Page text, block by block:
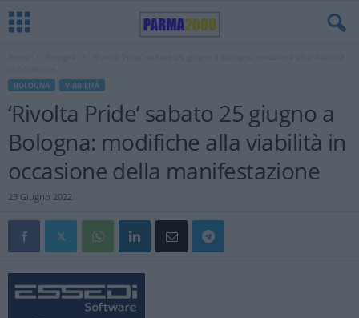
BOLOGNA VIABILITÀ
‘Rivolta Pride’ sabato 25 giugno a
Bologna: modifiche alla viabilità in
occasione della manifestazione
23 Giugno 2022